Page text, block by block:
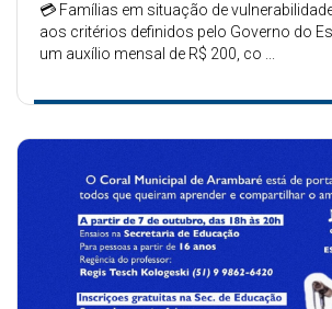
💳 Famílias em situação de
aos critérios definidos pelo Governo do
um auxílio mensal de R$ 200, co ...